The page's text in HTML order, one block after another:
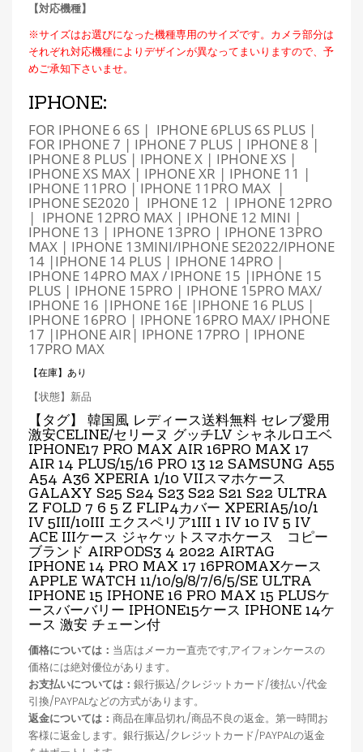
【対応機種】
※サイズはお選びになった機種専用のサイズです。カメラ部分は
それぞれ対応機種によりデザインが異なってまいりますので、予
めご承知下さいませ。
IPHONE:
FOR IPHONE 6 6S | IPHONE 6PLUS 6S PLUS |
FOR IPHONE 7 | IPHONE 7 PLUS | IPHONE 8 |
IPHONE 8 PLUS | IPHONE X | IPHONE XS |
IPHONE XS MAX | IPHONE XR | IPHONE 11 |
IPHONE 11PRO | IPHONE 11PRO MAX |
IPHONE SE2020 | IPHONE 12 | IPHONE 12PRO
| IPHONE 12PRO MAX | IPHONE 12 MINI |
IPHONE 13 | IPHONE 13PRO | IPHONE 13PRO
MAX | IPHONE 13MINI/IPHONE SE2022/IPHONE
14 |IPHONE 14 PLUS | IPHONE 14PRO |
IPHONE 14PRO MAX / IPHONE 15 |IPHONE 15
PLUS | IPHONE 15PRO | IPHONE 15PRO MAX/
IPHONE 16 |IPHONE 16E |IPHONE 16 PLUS |
IPHONE 16PRO | IPHONE 16PRO MAX/ IPHONE
17 |IPHONE AIR| IPHONE 17PRO | IPHONE
17PRO MAX
【在庫】あり
【状態】新品
【タグ】 韓国風 レディース送料無料 セレブ愛用
激安CELINE/セリーヌ グッチLV シャネルロエベ
IPHONE17 PRO MAX AIR 16PRO MAX 17
AIR14 PLUS/15/16 PRO 13 12 SAMSUNG A55
A54 A36 XPERIA 1/10 VIIスマホケース
GALAXY S25 S24 S23 S22 S21 S22 ULTRA
Z FOLD 7 6 5 Z FLIP4カバー XPERIA5/10/1
IV 5III/10III エクスペリア1III 1 IV 10 IV 5 IV
ACE IIIケース ジャケットスマホケース コピー
ブランド AIRPODS3 4 2022 AIRTAG
IPHONE 14 PRO MAX 17 16PROMAXケース
APPLE WATCH 11/10/9/8/7/6/5/SE ULTRA
IPHONE 15 IPHONE 16 PRO MAX 15 PLUSケ
ースバーバリー IPHONE15ケース IPHONE 14ケ
ース 激安 チェーン付
価格については： 当店はメーカー直売です,アイフォンケースの
価格には絶対優位があります。
お支払いについては： 銀行振込/クレジットカード/後払い/代金
引換/PAYPALなどの方式があります。
返金については： 商品在庫品切れ/商品不良の返金。第一時間お
客様に返金します。銀行振込/クレジットカード/PAYPALの返金